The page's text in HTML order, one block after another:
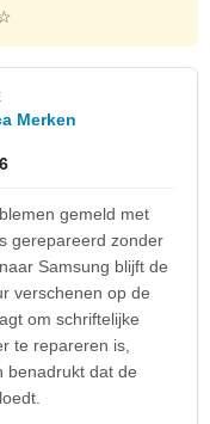
Merken
gemeld met
gerepareerd zonder
Samsung blijft de
verschenen op de
om schriftelijke
te repareren is,
benadrukt dat de